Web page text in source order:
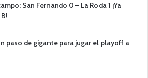
San Fernando 0 – La Roda 1 ¡Ya
paso de gigante para jugar el playoff a